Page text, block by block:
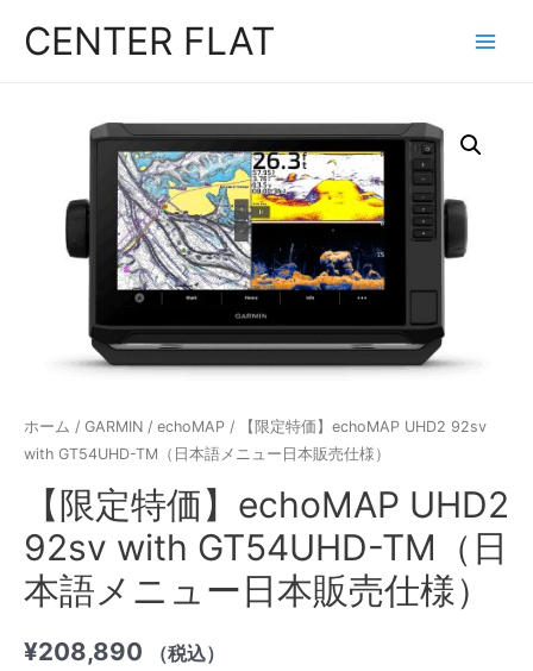
CENTER FLAT
ホーム / GARMIN / echoMAP / 【限定特価】echoMAP UHD2 92sv
with GT54UHD-TM（日本語メニュー日本販売仕様）
【限定特価】echoMAP UHD2
92sv with GT54UHD-TM（日
本語メニュー日本販売仕様）
¥208,890 （税込）